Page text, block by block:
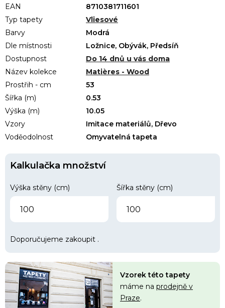
EAN
8710381711601
Typ tapety
Vliesové
Barvy
Modrá
Dle místnosti
Ložnice, Obývák, Předsíň
Dostupnost
Do 14 dnů u vás doma
Název kolekce
Matières - Wood
Prostřih - cm
53
Šířka (m)
0.53
Výška (m)
10.05
Vzory
Imitace materiálů, Dřevo
Voděodolnost
Omyvatelná tapeta
Kalkulačka množství
Výška stěny (cm) Šířka stěny (cm)
Doporučujeme zakoupit .
Vzorek této tapety
máme na prodejně v
Praze.